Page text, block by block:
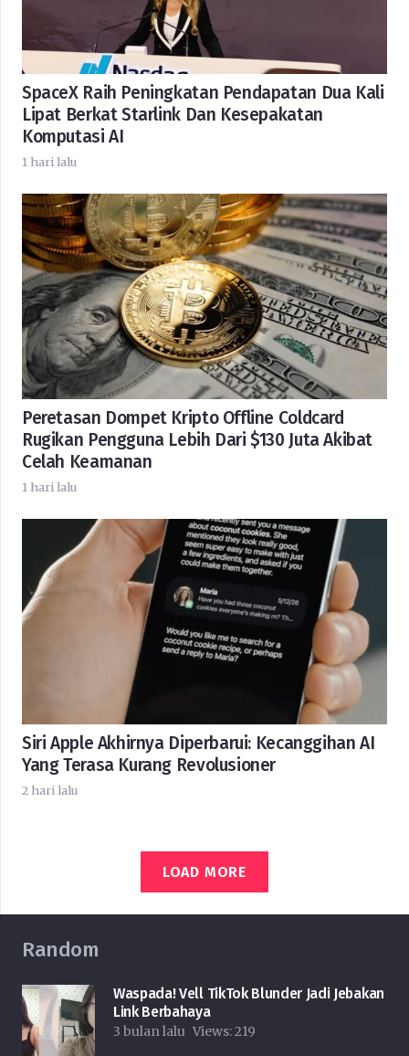
SpaceX Raih Peningkatan Pendapatan Dua Kali
Lipat Berkat Starlink Dan Kesepakatan
Komputasi AI
1 hari lalu
Peretasan Dompet Kripto Offline Coldcard
Rugikan Pengguna Lebih Dari $130 Juta Akibat
Celah Keamanan
1 hari lalu
Siri Apple Akhirnya Diperbarui: Kecanggihan AI
Yang Terasa Kurang Revolusioner
2 hari lalu
LOAD MORE
Random
Waspada! Vell TikTok Blunder Jadi Jebakan
Link Berbahaya
3 bulan lalu Views:219